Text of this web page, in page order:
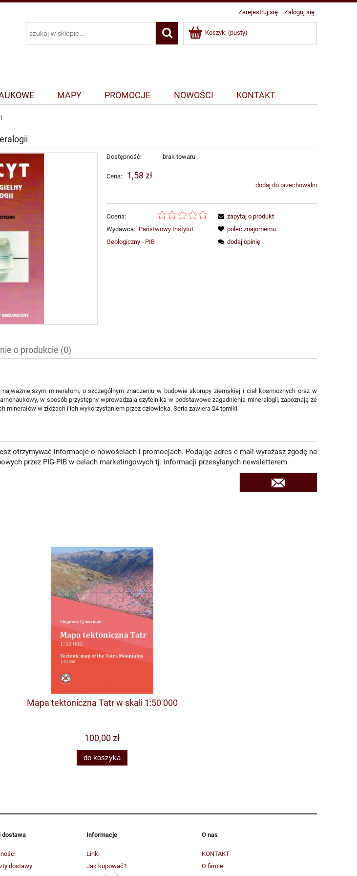
Zarejestruj się Zaloguj się
Koszyk: (pusty)
MAPY PROMOCJE NOWOŚCI KONTAKT
Dostępność: brak towaru
Cena: 1,58 zł
dodaj do przechowalni
Ocena:
Wydawca: Państwowy Instytut
Geologiczny - PIB
zapytaj o produkt
poleć znajomemu
dodaj opinię
o produkcie (0)
minerałom, o szczególnym znaczeniu w budowie skorupy ziemskiej i ciał kosmicznych oraz w
w sposób przystępny wprowadzają czytelnika w podstawowe zagadnienia mineralogii, zapoznają ze
minerałów w złożach i ich wykorzystaniem przez człowieka. Seria zawiera 24 tomiki.
otrzymywać informacje o nowościach i promocjach. Podając adres e-mail wyrażasz zgodę na
przez PIG-PIB w celach marketingowych tj. informacji przesyłanych newsletterem.
Mapa tektoniczna Tatr w skali 1:50 000
100,00 zł
do koszyka
dostawa
dostawy
Informacje
Linki
Jak kupować?
O nas
KONTAKT
O firmie